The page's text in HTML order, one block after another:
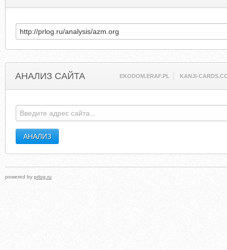
АНАЛИЗ САЙТА EKODOM.ERAF.PL KANJI-
powered by prlog.ru